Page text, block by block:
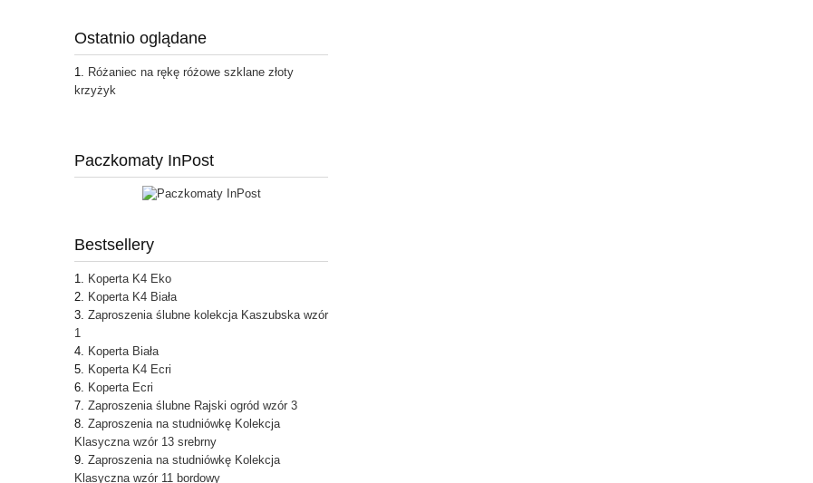
Ostatnio oglądane
Różaniec na rękę różowe szklane złoty
krzyżyk
Paczkomaty InPost
Bestsellery
Koperta K4 Eko
Koperta K4 Biała
Zaproszenia ślubne kolekcja Kaszubska wzór
1
Koperta Biała
Koperta K4 Ecri
Koperta Ecri
Zaproszenia ślubne Rajski ogród wzór 3
Zaproszenia na studniówkę Kolekcja
Klasyczna wzór 13 srebrny
Zaproszenia na studniówkę Kolekcja
Klasyczna wzór 11 bordowy